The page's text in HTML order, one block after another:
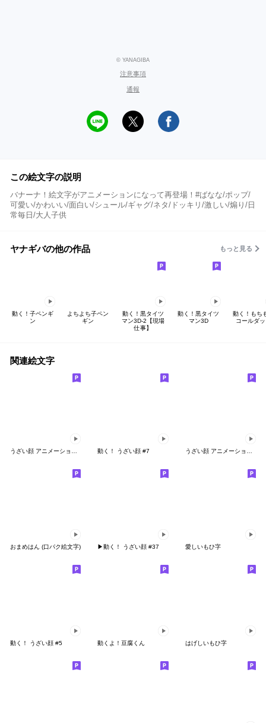
© YANAGIBA
注意事項
通報
この絵文字の説明
バナーナ！絵文字がアニメーションになって再登場！#ばなな/ポップ/
可愛い/かわいい/面白い/シュール/ギャグ/ネタ/ドッキリ/激しい/煽り/日
常毎日/大人子供
ヤナギバの他の作品 もっと見る
動く！子ペンギ
ン
よちよち子ペン
ギン
動く！黒タイツ
マン3D-2【現場
仕事】
動く！黒タイツ
マン3D
動く！もち
コールダ
関連絵文字
動く！ うざい顔 #7
おまめはん (口パク絵文字) ▶︎動く！ うざい顔 #37 愛しいもひ字
動く！ うざい顔 #5 動くよ！豆腐くん はげしいもひ字